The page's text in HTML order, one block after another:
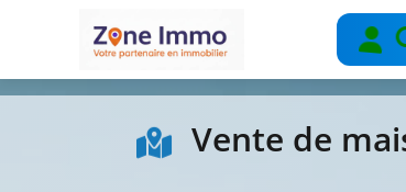
Vente de